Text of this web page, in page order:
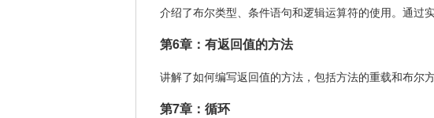
介绍了布尔类型、条件语句和逻辑运算符的使用。通过
第6章：有返回值的方法
讲解了如何编写返回值的方法，包括方法的重载和布尔
第7章：循环